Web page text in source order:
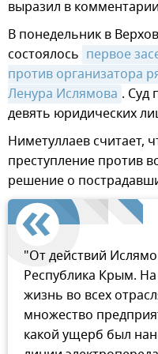
выразил в
В понедельник в
состоялось первое
против организатора
Ленура Ислямова . Суд
девять юридических
Ниметуллаев считает,
преступление против
решение о
"От действий
Республика Крым.
жизнь во всех
множество
какой ущерб был